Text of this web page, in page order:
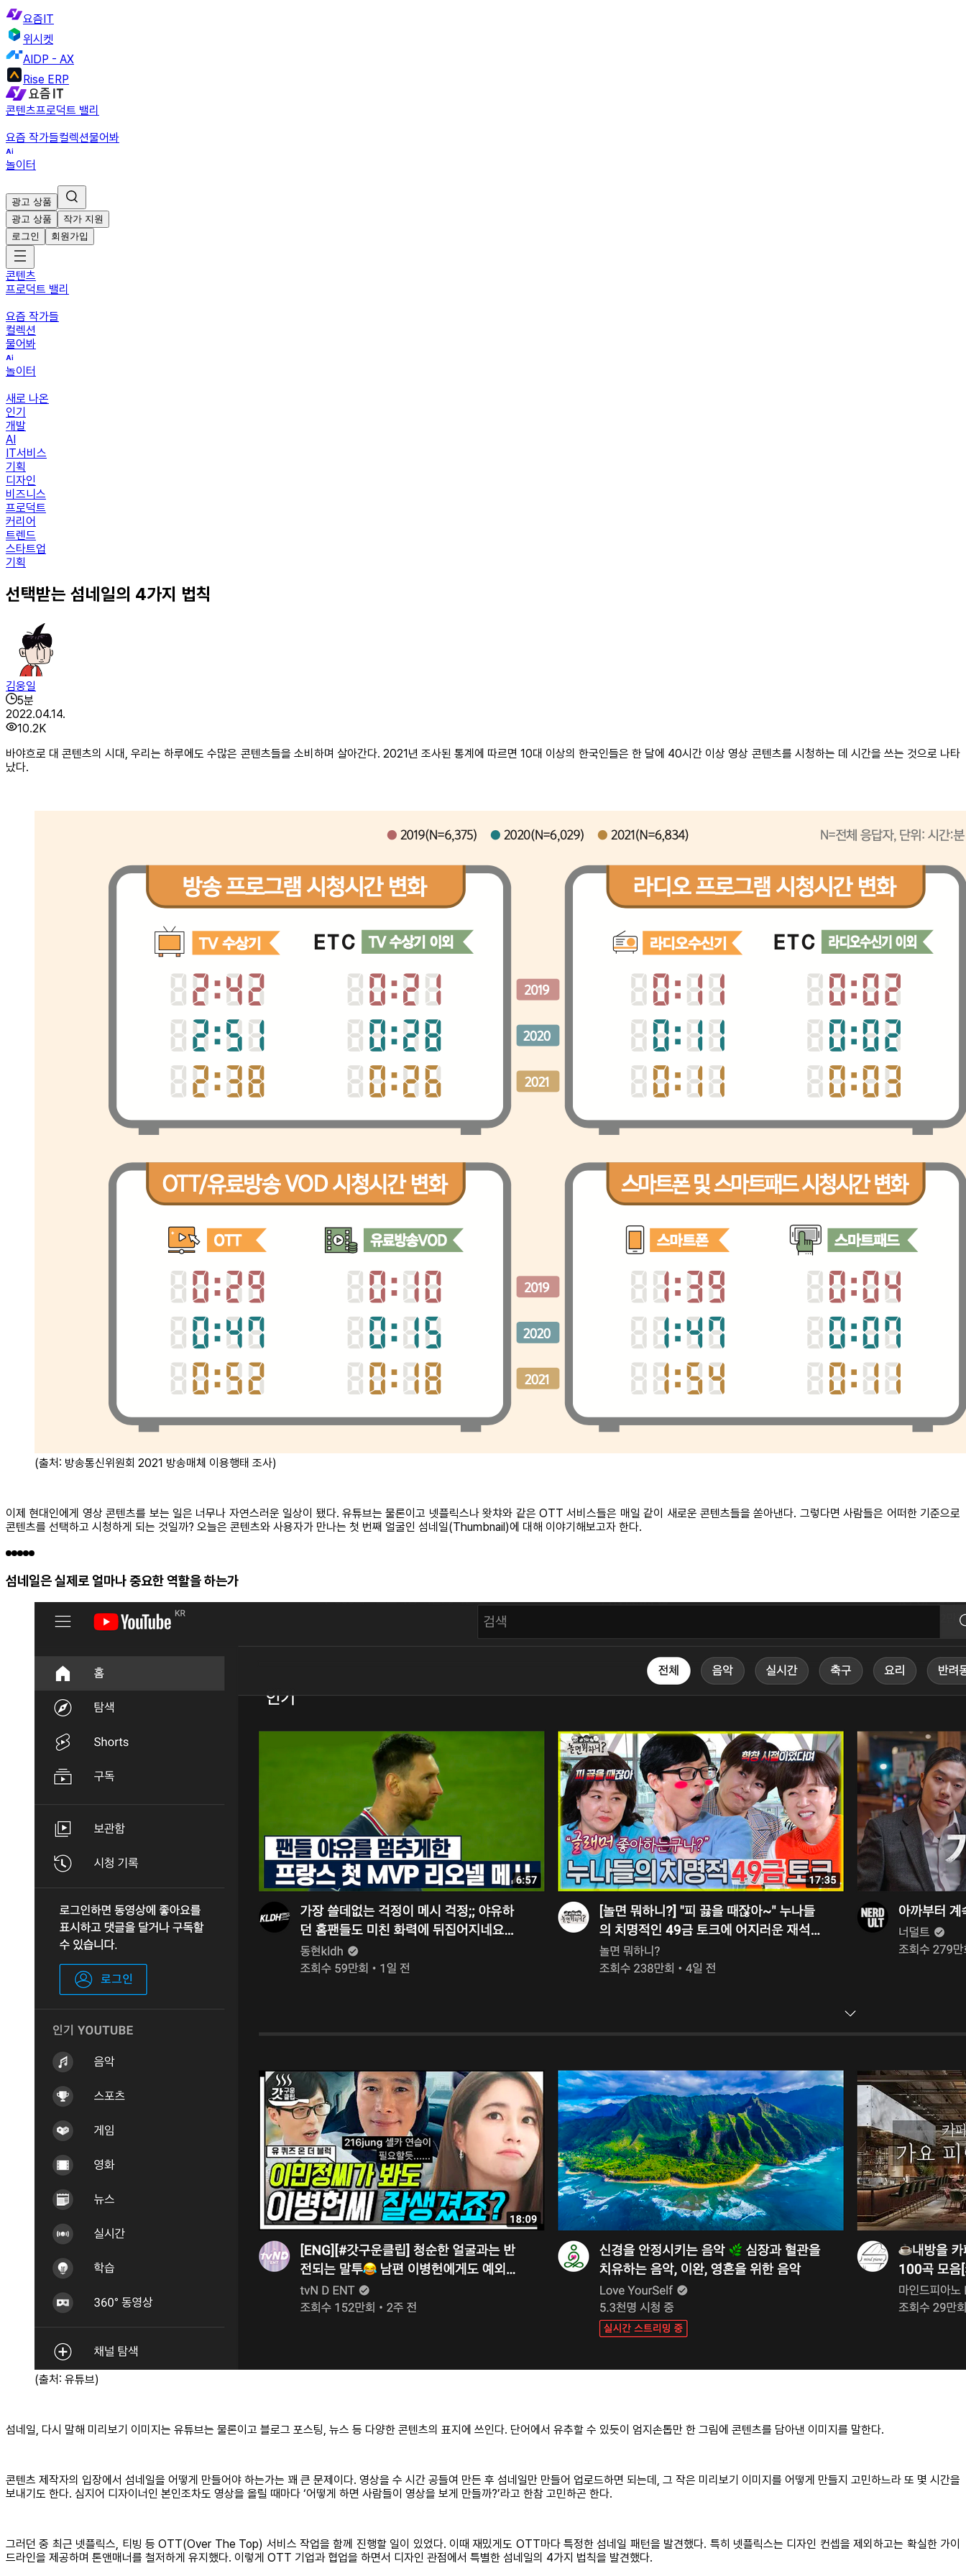
요즘IT
위시켓
AIDP - AX
Rise ERP
콘텐츠프로덕트 밸리
요즘 작가들컬렉션물어봐
놀이터
광고 상품
광고 상품
작가 지원
로그인
회원가입
콘텐츠
프로덕트 밸리
요즘 작가들
컬렉션
물어봐
놀이터
새로 나온
인기
개발
AI
IT서비스
기획
디자인
비즈니스
프로덕트
커리어
트렌드
스타트업
기획
선택받는 섬네일의 4가지 법칙
김웅일
5분
2022.04.14.
10.2K
바야흐로 대 콘텐츠의 시대, 우리는 하루에도 수많은 콘텐츠들을 소비하며 살아간다. 2021년 조사된 통계에 따르면 10대 이상의 한국인들은 한 달에 40시간 이상 영상 콘텐츠를 시청하는 데 시간을 쓰는 것으로 나타
났다.
(출처: 방송통신위원회 2021 방송매체 이용행태 조사)
이제 현대인에게 영상 콘텐츠를 보는 일은 너무나 자연스러운 일상이 됐다. 유튜브는 물론이고 넷플릭스나 왓챠와 같은 OTT 서비스들은 매일 같이 새로운 콘텐츠들을 쏟아낸다. 그렇다면 사람들은 어떠한 기준으로
콘텐츠를 선택하고 시청하게 되는 것일까? 오늘은 콘텐츠와 사용자가 만나는 첫 번째 얼굴인 섬네일(Thumbnail)에 대해 이야기해보고자 한다.
섬네일은 실제로 얼마나 중요한 역할을 하는가
(출처: 유튜브)
섬네일, 다시 말해 미리보기 이미지는 유튜브는 물론이고 블로그 포스팅, 뉴스 등 다양한 콘텐츠의 표지에 쓰인다. 단어에서 유추할 수 있듯이 엄지손톱만 한 그림에 콘텐츠를 담아낸 이미지를 말한다.
콘텐츠 제작자의 입장에서 섬네일을 어떻게 만들어야 하는가는 꽤 큰 문제이다. 영상을 수 시간 공들여 만든 후 섬네일만 만들어 업로드하면 되는데, 그 작은 미리보기 이미지를 어떻게 만들지 고민하느라 또 몇 시간을
보내기도 한다. 심지어 디자이너인 본인조차도 영상을 올릴 때마다 ‘어떻게 하면 사람들이 영상을 보게 만들까?’라고 한참 고민하곤 한다.
그러던 중 최근 넷플릭스, 티빙 등 OTT(Over The Top) 서비스 작업을 함께 진행할 일이 있었다. 이때 재밌게도 OTT마다 특정한 섬네일 패턴을 발견했다. 특히 넷플릭스는 디자인 컨셉을 제외하고는 확실한 가이
드라인을 제공하며 톤앤매너를 철저하게 유지했다. 이렇게 OTT 기업과 협업을 하면서 디자인 관점에서 특별한 섬네일의 4가지 법칙을 발견했다.